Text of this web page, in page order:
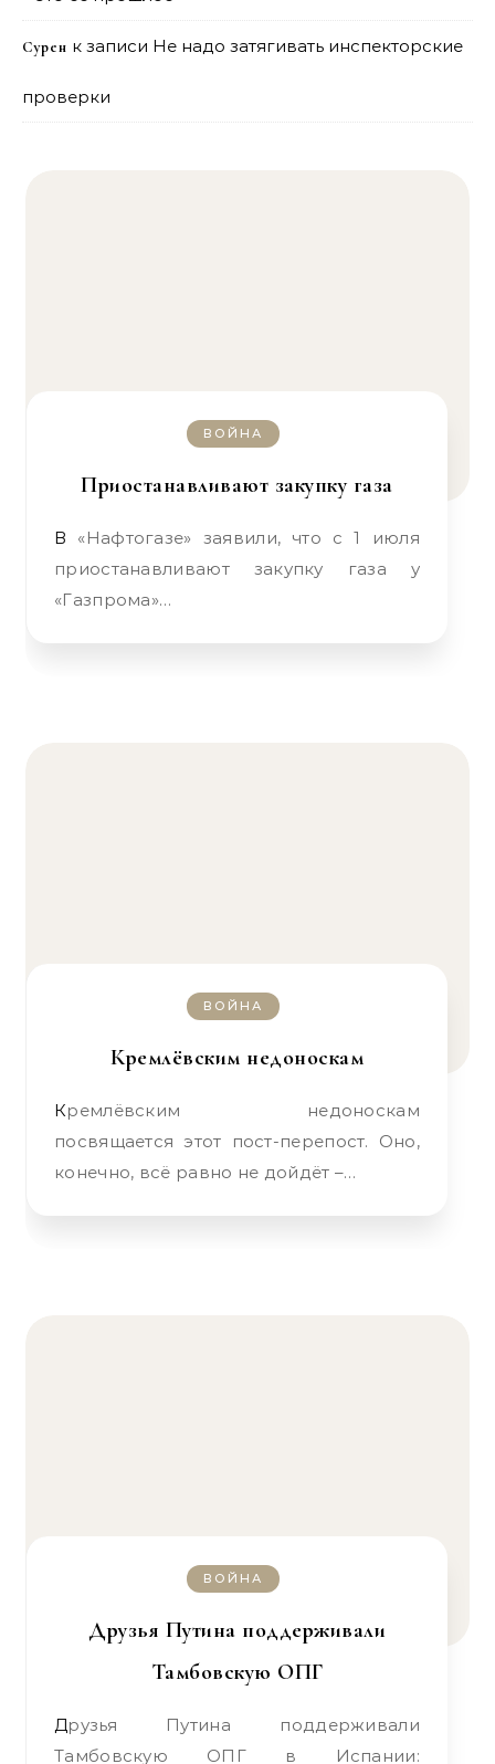
Сурен к записи Не надо затягивать инспекторские
проверки
ВОЙНА
Приостанавливают закупку газа
В «Нафтогазе» заявили, что с 1 июля
приостанавливают закупку газа у
«Газпрома»…
ВОЙНА
Кремлёвским недоноскам
Кремлёвским недоноскам
посвящается этот пост-перепост. Оно,
конечно, всё равно не дойдёт –…
ВОЙНА
Друзья Путина поддерживали
Тамбовскую ОПГ
Друзья Путина поддерживали
Тамбовскую ОПГ в Испании: